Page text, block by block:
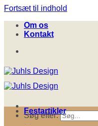
Fortsæt til indhold
Om os
Kontakt
Søg efter:
Festartikler